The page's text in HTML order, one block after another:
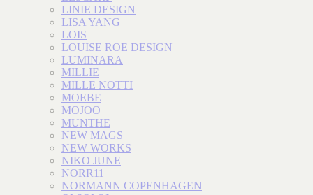
LINIE DESIGN
LISA YANG
LOIS
LOUISE ROE DESIGN
LUMINARA
MILLIE
MILLE NOTTI
MOEBE
MOJOO
MUNTHE
NEW MAGS
NEW WORKS
NIKO JUNE
NORR11
NORMANN COPENHAGEN